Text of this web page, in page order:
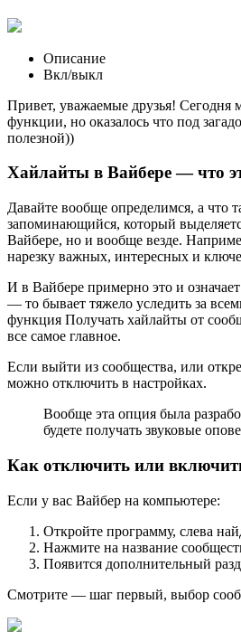
Описание
Вкл/выкл
Привет, уважаемые друзья!
функции, но оказалось что под
полезной))
Хайлайты в Вайбере — что
Давайте вообще определимся, а что
запоминающийся, который
Вайбере, но и вообще везде.
нарезку важных, интересных и
И в Вайбере примерно это и
— то бывает тяжело уследить за
функция Получать хайлайты от
все самое главное.
Если выйти из сообщества, или
можно отключить в настройках.
Вообще эта опция была
будете получать звуковые
Как отключить или
Если у вас Вайбер на компьютере:
Откройте программу, слева
Нажмите на название
Появится дополнительный
Смотрите — шаг первый, выбор